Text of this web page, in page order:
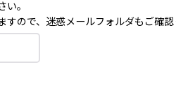
。
ので、迷惑メールフォルダもご確認